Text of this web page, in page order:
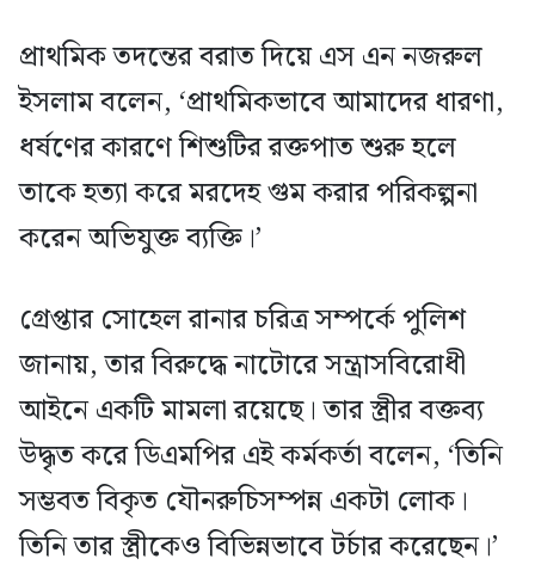
প্রাথমিক তদন্তের বরাত দিয়ে এস এন নজরুল
ইসলাম বলেন, ‘প্রাথমিকভাবে আমাদের ধারণা,
ধর্ষণের কারণে শিশুটির রক্তপাত শুরু হলে
তাকে হত্যা করে মরদেহ গুম করার পরিকল্পনা
করেন অভিযুক্ত ব্যক্তি।’
গ্রেপ্তার সোহেল রানার চরিত্র সম্পর্কে পুলিশ
জানায়, তার বিরুদ্ধে নাটোরে সন্ত্রাসবিরোধী
আইনে একটি মামলা রয়েছে। তার স্ত্রীর বক্তব্য
উদ্ধৃত করে ডিএমপির এই কর্মকর্তা বলেন, ‘তিনি
সম্ভবত বিকৃত যৌনরুচিসম্পন্ন একটা লোক।
তিনি তার স্ত্রীকেও বিভিন্নভাবে টর্চার করেছেন।’